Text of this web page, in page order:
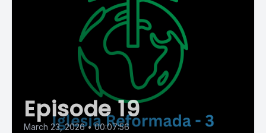
Episode 19
March 23, 2026 • 00:07:56